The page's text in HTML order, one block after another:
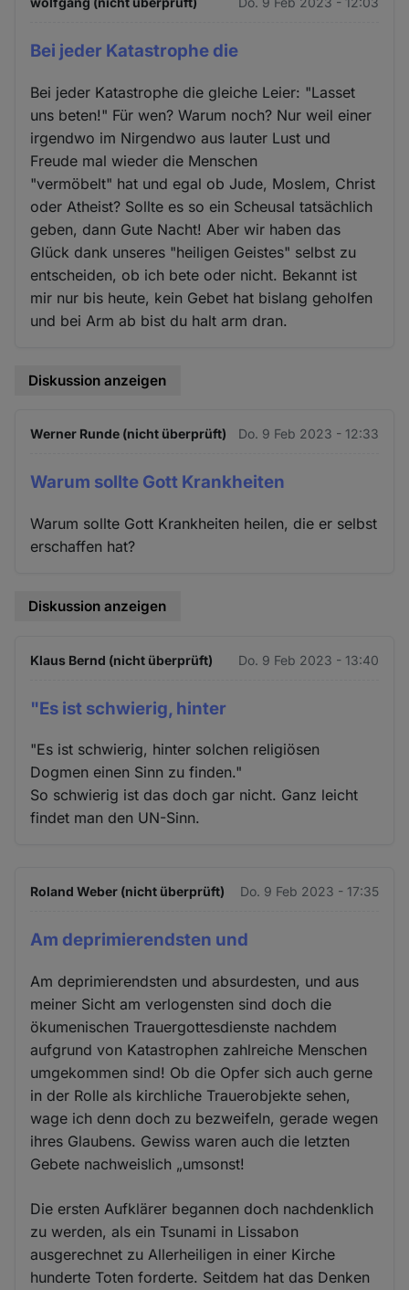
Bei jeder Katastrophe die
Bei jeder Katastrophe die gleiche Leier: "Lasset
uns beten!" Für wen? Warum noch? Nur weil einer
irgendwo im Nirgendwo aus lauter Lust und
Freude mal wieder die Menschen
"vermöbelt" hat und egal ob Jude, Moslem, Christ
oder Atheist? Sollte es so ein Scheusal tatsächlich
geben, dann Gute Nacht! Aber wir haben das
Glück dank unseres "heiligen Geistes" selbst zu
entscheiden, ob ich bete oder nicht. Bekannt ist
mir nur bis heute, kein Gebet hat bislang geholfen
und bei Arm ab bist du halt arm dran.
Diskussion anzeigen
Werner Runde (nicht überprüft) Do. 9 Feb 2023 - 12:33
Warum sollte Gott Krankheiten
Warum sollte Gott Krankheiten heilen, die er selbst
erschaffen hat?
Diskussion anzeigen
Klaus Bernd (nicht überprüft) Do. 9 Feb 2023 - 13:40
"Es ist schwierig, hinter
"Es ist schwierig, hinter solchen religiösen
Dogmen einen Sinn zu finden."
So schwierig ist das doch gar nicht. Ganz leicht
findet man den UN-Sinn.
Roland Weber (nicht überprüft) Do. 9 Feb 2023 - 17:35
Am deprimierendsten und
Am deprimierendsten und absurdesten, und aus
meiner Sicht am verlogensten sind doch die
ökumenischen Trauergottesdienste nachdem
aufgrund von Katastrophen zahlreiche Menschen
umgekommen sind! Ob die Opfer sich auch gerne
in der Rolle als kirchliche Trauerobjekte sehen,
wage ich denn doch zu bezweifeln, gerade wegen
ihres Glaubens. Gewiss waren auch die letzten
Gebete nachweislich „umsonst!
Die ersten Aufklärer begannen doch nachdenklich
zu werden, als ein Tsunami in Lissabon
ausgerechnet zu Allerheiligen in einer Kirche
hunderte Toten forderte. Seitdem hat das Denken
Cookies